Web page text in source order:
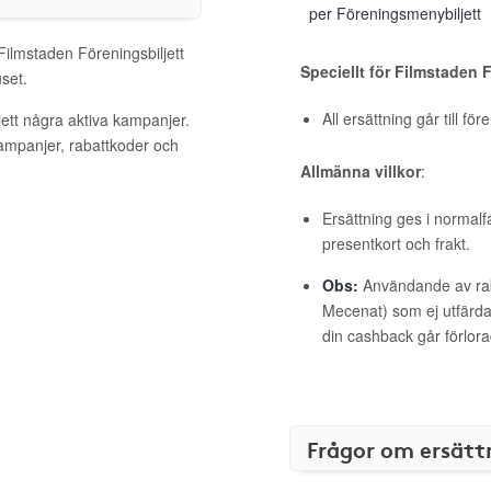
Föreningsbiljett
några aktiva kampanjer.
rabattkoder och
per Föreningsmenybiljett
Speciellt för Filmstaden
All ersättning går till
Allmänna villkor:
Ersättning ges i
presentkort och frakt.
Obs: Användande av
Mecenat) som ej
din cashback går
Frågor om